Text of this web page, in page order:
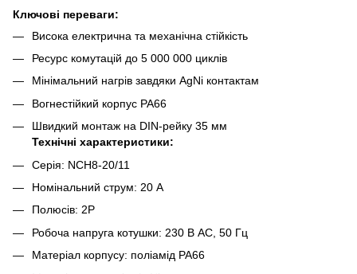
Ключові переваги:
Висока електрична та механічна стійкість
Ресурс комутацій до 5 000 000 циклів
Мінімальний нагрів завдяки AgNi контактам
Вогнестійкий корпус PA66
Швидкий монтаж на DIN-рейку 35 мм
Технічні характеристики:
Серія: NCH8-20/11
Номінальний струм: 20 A
Полюсів: 2P
Робоча напруга котушки: 230 В AC, 50 Гц
Матеріал корпусу: поліамід PA66